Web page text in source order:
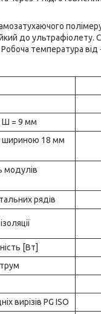
до ультрафіолету.
температура від
Ш = 9 мм
шириною 18 мм
модулів
рядів
[Вт]
вирізів PG ISO